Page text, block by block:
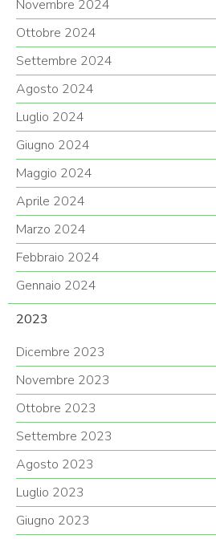
Novembre 2024
Ottobre 2024
Settembre 2024
Agosto 2024
Luglio 2024
Giugno 2024
Maggio 2024
Aprile 2024
Marzo 2024
Febbraio 2024
Gennaio 2024
2023
Dicembre 2023
Novembre 2023
Ottobre 2023
Settembre 2023
Agosto 2023
Luglio 2023
Giugno 2023